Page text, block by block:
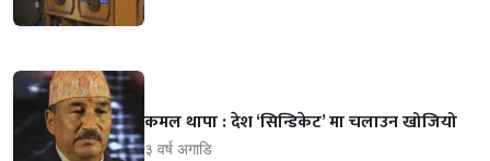
कमल थापा : देश ‘सिन्डिकेट’ मा चलाउन खोजियो
३ वर्ष अगाडि